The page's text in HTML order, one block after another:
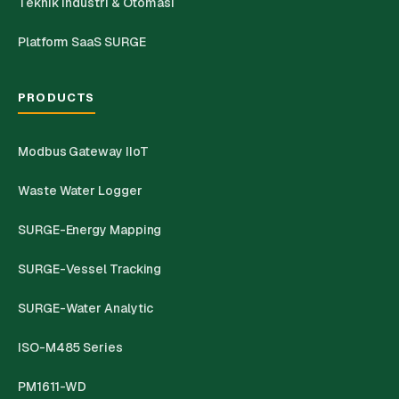
Platform SaaS SURGE
PRODUCTS
Modbus Gateway IIoT
Waste Water Logger
SURGE-Energy Mapping
SURGE-Vessel Tracking
SURGE-Water Analytic
ISO-M485 Series
PM1611-WD